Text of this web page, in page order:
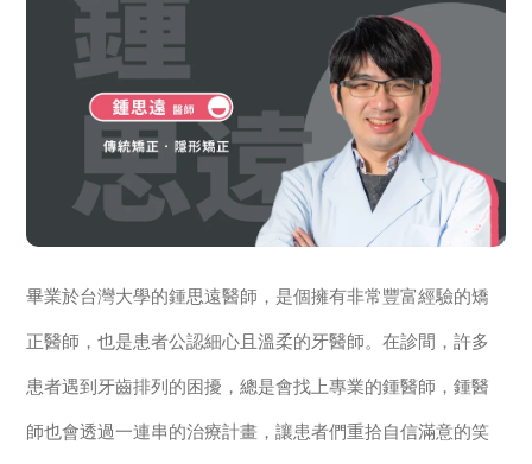
畢業於台灣大學的鍾思遠醫師，是個擁有非常豐富經驗的矯
正醫師，也是患者公認細心且溫柔的牙醫師。在診間，許多
患者遇到牙齒排列的困擾，總是會找上專業的鍾醫師，鍾醫
師也會透過一連串的治療計畫，讓患者們重拾自信滿意的笑